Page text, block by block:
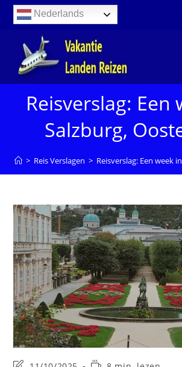
naar
Nederlands
Reisverslag: Een
Salzburg,
> Reis Verslagen > Reisverslag: Een week